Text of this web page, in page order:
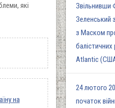
які
на
Звільнивши
Зеленський
з Маском
балістичних
Atlantic
24 лютого
початок